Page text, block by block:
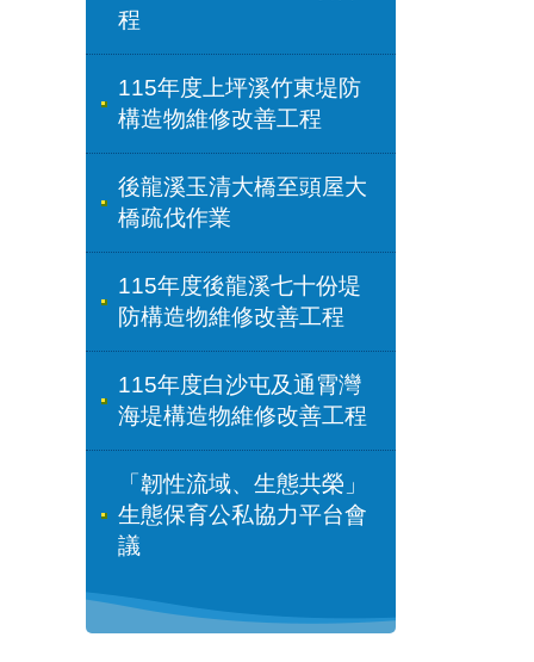
程
115年度上坪溪竹東堤防
構造物維修改善工程
後龍溪玉清大橋至頭屋大
橋疏伐作業
115年度後龍溪七十份堤
防構造物維修改善工程
115年度白沙屯及通霄灣
海堤構造物維修改善工程
「韌性流域、生態共榮」
生態保育公私協力平台會
議